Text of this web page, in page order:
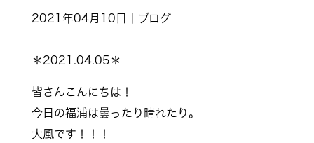
2021年04月10日｜ブログ
＊2021.04.05＊
皆さんこんにちは！
今日の福浦は曇ったり晴れたり。
大風です！！！